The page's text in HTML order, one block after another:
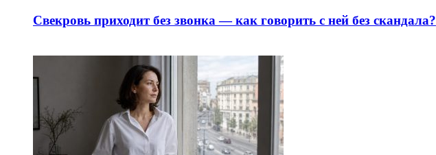
Свекровь приходит без звонка — как говорить с ней без скандала?